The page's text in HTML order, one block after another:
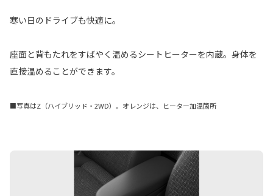
寒い日のドライブも快適に。
座面と背もたれをすばやく温めるシートヒーターを内蔵。身体を
直接温めることができます。
■写真はZ（ハイブリッド・2WD）。オレンジは、ヒーター加温箇所